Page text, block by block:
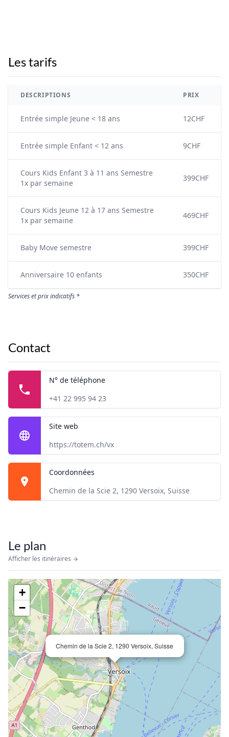
Les tarifs
DESCRIPTIONS PRIX
Entrée simple Jeune < 18 ans 12CHF
Entrée simple Enfant < 12 ans 9CHF
Cours Kids Enfant 3 à 11 ans Semestre
1x par semaine
399CHF
Cours Kids Jeune 12 à 17 ans Semestre
1x par semaine
469CHF
Baby Move semestre 399CHF
Anniversaire 10 enfants 350CHF
Services et prix indicatifs *
Contact
N° de téléphone
+41 22 995 94 23
Site web
https://totem.ch/vx
Coordonnées
Chemin de la Scie 2, 1290 Versoix, Suisse
Le plan
Afficher les itinéraires
Chemin de la Scie 2, 1290 Versoix, Suisse
+
−